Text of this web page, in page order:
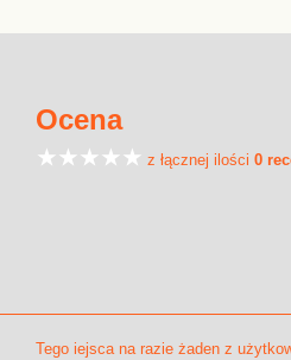
Ocena
z łącznej ilości 0
Tego iejsca na razie żaden z